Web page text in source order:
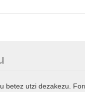
betez utzi dezakezu.